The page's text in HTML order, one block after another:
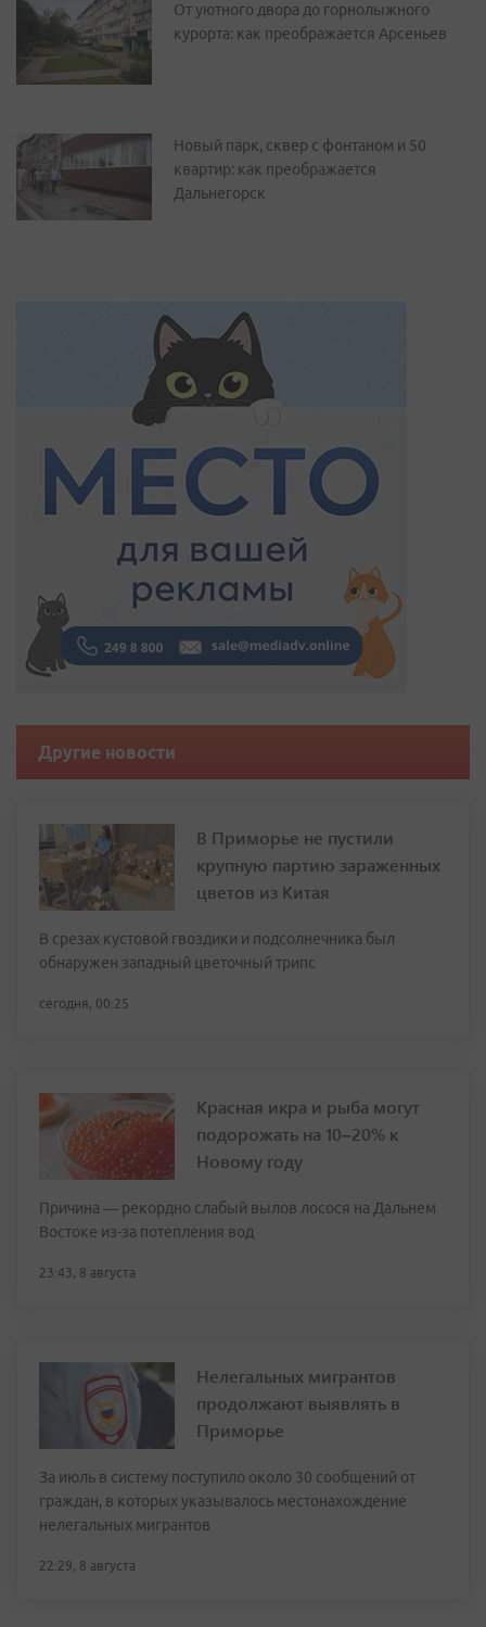
От уютного двора до горнолыжного
курорта: как преображается Арсеньев
Новый парк, сквер с фонтаном и 50
квартир: как преображается
Дальнегорск
Другие новости
В Приморье не пустили
крупную партию зараженных
цветов из Китая
В срезах кустовой гвоздики и подсолнечника был
обнаружен западный цветочный трипс
сегодня, 00:25
Красная икра и рыба могут
подорожать на 10–20% к
Новому году
Причина — рекордно слабый вылов лосося на Дальнем
Востоке из-за потепления вод
23:43, 8 августа
Нелегальных мигрантов
продолжают выявлять в
Приморье
За июль в систему поступило около 30 сообщений от
граждан, в которых указывалось местонахождение
нелегальных мигрантов
22:29, 8 августа